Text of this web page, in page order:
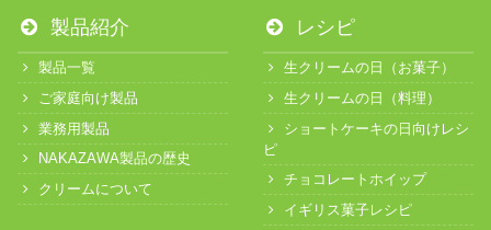
製品紹介
製品一覧
ご家庭向け製品
業務用製品
NAKAZAWA製品の歴史
クリームについて
レシピ
生クリームの日（お菓子）
生クリームの日（料理）
ショートケーキの日向けレシ
ピ
チョコレートホイップ
イギリス菓子レシピ